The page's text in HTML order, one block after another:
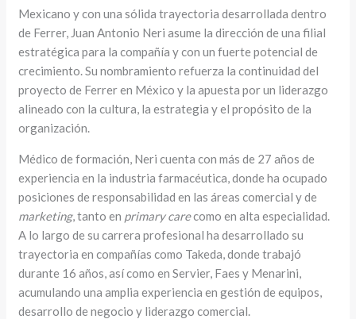
Mexicano y con una sólida trayectoria desarrollada dentro
de Ferrer, Juan Antonio Neri asume la dirección de una filial
estratégica para la compañía y con un fuerte potencial de
crecimiento. Su nombramiento refuerza la continuidad del
proyecto de Ferrer en México y la apuesta por un liderazgo
alineado con la cultura, la estrategia y el propósito de la
organización.
Médico de formación, Neri cuenta con más de 27 años de
experiencia en la industria farmacéutica, donde ha ocupado
posiciones de responsabilidad en las áreas comercial y de
marketing, tanto en primary carecomo en alta especialidad.
A lo largo de su carrera profesional ha desarrollado su
trayectoria en compañías como Takeda, donde trabajó
durante 16 años, así como en Servier, Faes y Menarini,
acumulando una amplia experiencia en gestión de equipos,
desarrollo de negocio y liderazgo comercial.